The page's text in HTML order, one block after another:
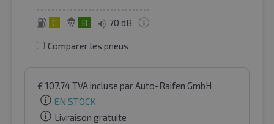
C B 70 dB
Comparer les pneus
€ 107.74TVA incluse par Auto-Raifen GmbH
EN STOCK
Livraison gratuite